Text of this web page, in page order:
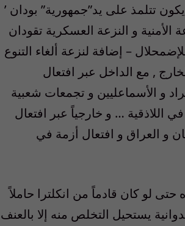
تتلمذ على يد”جمهورية” بودان ’
و النزعة العسكرية تقودان
– إضافة لنزعة ألغاء التنوع
, مع الداخل عبر افتعال
و الأسماعليين و تجمعات شعبية
… و خارجياً عبر افتعال
و العراق و افتعال أزمة في
لو كان قادماً من انكلترا حاملاً
يستحيل التخلص منه إلا بالعنف